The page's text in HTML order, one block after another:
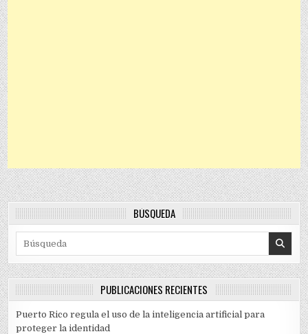
BÚSQUEDA
PUBLICACIONES RECIENTES
Puerto Rico regula el uso de la inteligencia artificial para
proteger la identidad